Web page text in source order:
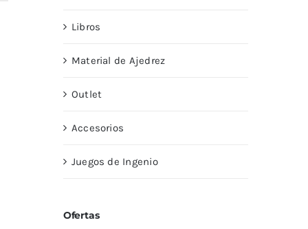
Libros
Material de Ajedrez
Outlet
Accesorios
Juegos de Ingenio
Ofertas